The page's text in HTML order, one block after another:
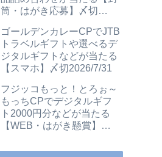
筒・はがき応募】〆切
ゴールデンカレーCPでJTB
トラベルギフトや選べるデ
ジタルギフトなどが当たる
【スマホ】〆切2026/7/31
フジッコもっと！とろぉ～
もっちCPでデジタルギフ
ト2000円分などが当たる
【WEB・はがき懸賞】〆